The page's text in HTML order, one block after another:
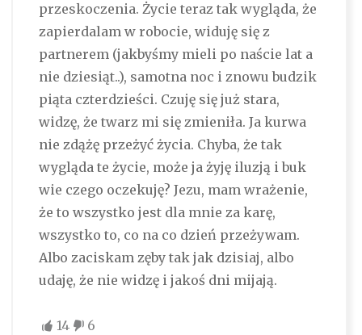
przeskoczenia. Życie teraz tak wygląda, że
zapierdalam w robocie, widuję się z
partnerem (jakbyśmy mieli po naście lat a
nie dziesiąt..), samotna noc i znowu budzik
piąta czterdzieści. Czuję się już stara,
widzę, że twarz mi się zmieniła. Ja kurwa
nie zdążę przeżyć życia. Chyba, że tak
wygląda te życie, może ja żyję iluzją i buk
wie czego oczekuję? Jezu, mam wrażenie,
że to wszystko jest dla mnie za karę,
wszystko to, co na co dzień przeżywam.
Albo zaciskam zęby tak jak dzisiaj, albo
udaję, że nie widzę i jakoś dni mijają.
14 6